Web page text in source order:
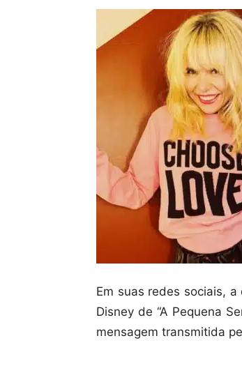
Em suas redes sociais,
Disney de “A Pequena
mensagem transmitida